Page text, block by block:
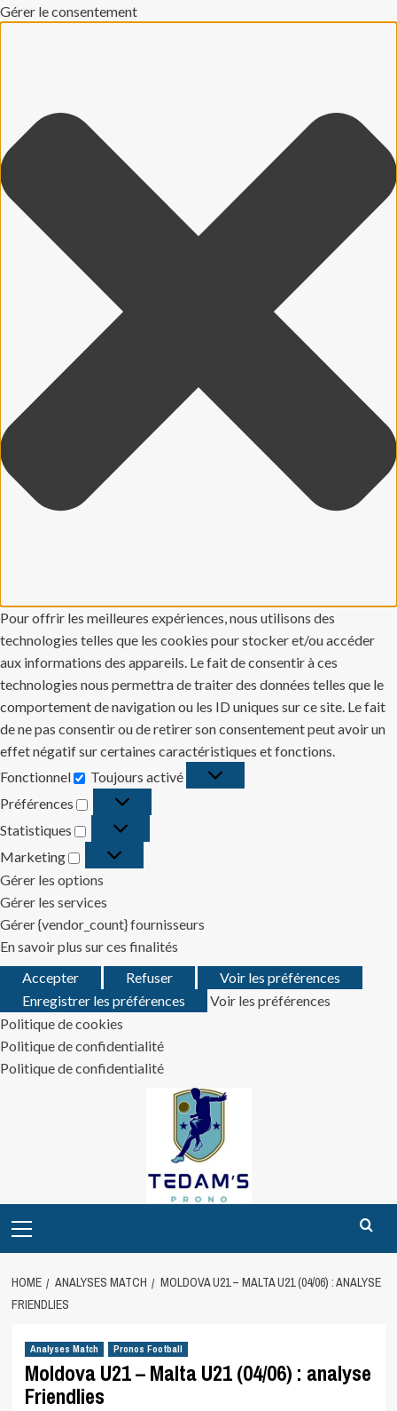
Gérer le consentement
Pour offrir les meilleures expériences, nous utilisons des
technologies telles que les cookies pour stocker et/ou accéder
aux informations des appareils. Le fait de consentir à ces
technologies nous permettra de traiter des données telles que le
comportement de navigation ou les ID uniques sur ce site. Le fait
de ne pas consentir ou de retirer son consentement peut avoir un
effet négatif sur certaines caractéristiques et fonctions.
Fonctionnel
Fonctionnel
Toujours activé
Préférences
Préférences
Statistiques
Statistiques
Marketing
Marketing
Gérer les options
Gérer les services
Gérer {vendor_count} fournisseurs
En savoir plus sur ces finalités
Accepter
Refuser
Voir les préférences
Enregistrer les préférences
Voir les préférences
Politique de cookies
Politique de confidentialité
Politique de confidentialité
Menu
HOME ANALYSES MATCH
MOLDOVA U21 – MALTA U21 (04/06) : ANALYSE
FRIENDLIES
Analyses Match Pronos Football
Moldova U21 – Malta U21 (04/06) : analyse
Friendlies